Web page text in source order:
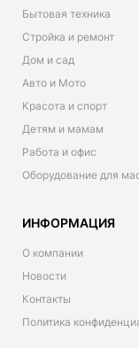
Бытовая техника
Стройка и ремонт
Дом и сад
Авто и Мото
Красота и спорт
Детям и мамам
Работа и офис
Оборудование для
ИНФОРМАЦИЯ
О компании
Новости
Контакты
Политика